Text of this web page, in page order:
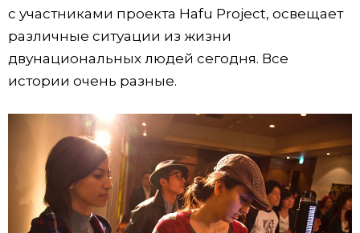
с участниками проекта Hafu Project, освещает
различные ситуации из жизни
двунациональных людей сегодня. Все
истории очень разные.